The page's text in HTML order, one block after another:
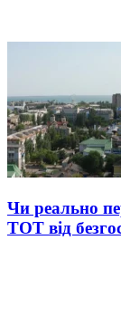
Чи реально
ТОТ від